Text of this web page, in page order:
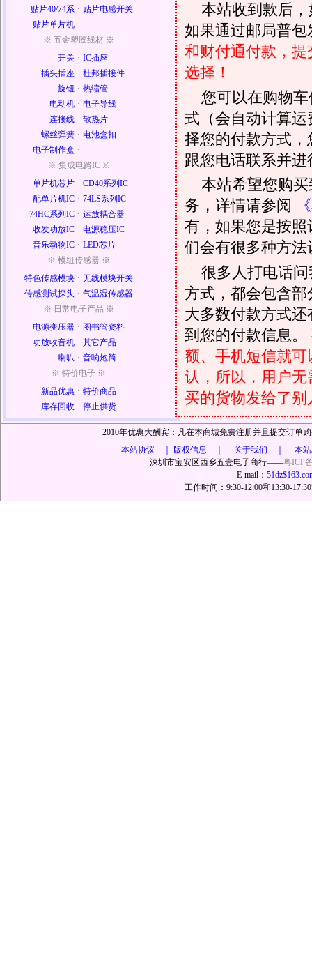
贴片40/74系 · 贴片电感开关
贴片单片机 ·
※ 五金塑胶线材 ※
开关 · IC插座
插头插座 · 杜邦插接件
旋钮 · 热缩管
电动机 · 电子导线
连接线 · 散热片
螺丝弹簧 · 电池盒扣
电子制作盒 ·
※ 集成电路IC ※
单片机芯片 · CD40系列IC
配单片机IC · 74LS系列IC
74HC系列IC · 运放耦合器
收发功放IC · 电源稳压IC
音乐动物IC · LED芯片
※ 模组传感器 ※
特色传感模块 · 无线模块开关
传感测试探头 · 气温湿传感器
※ 日常电子产品 ※
电源变压器 · 图书管资料
功放收音机 · 其它产品
喇叭 · 音响炮筒
※ 特价电子 ※
新品优惠 · 特价商品
库存回收 · 停止供货
本站收到款后
如果通过邮局普包
和财付通付款，
选择！
您可以在购物
式（会自动计算
择您的付款方式
跟您电话联系并
本站希望您购
务，详情请参阅
有，如果您是按
们会有很多种方
很多人打电话
方式，都会包含
大多数付款方式
到您的付款信息。
额、手机短信就可
认，所以，用户
买的货物发给了别
2010年优惠大酬宾：凡在本商城免费注册并且提交订单
本站协议 ｜
版权信息 ｜ 关于我们 ｜ 本
深圳市宝安区西乡五壹电子商行——粤ICP
E-mail：
工作时间：9:30-12:00和13:30-